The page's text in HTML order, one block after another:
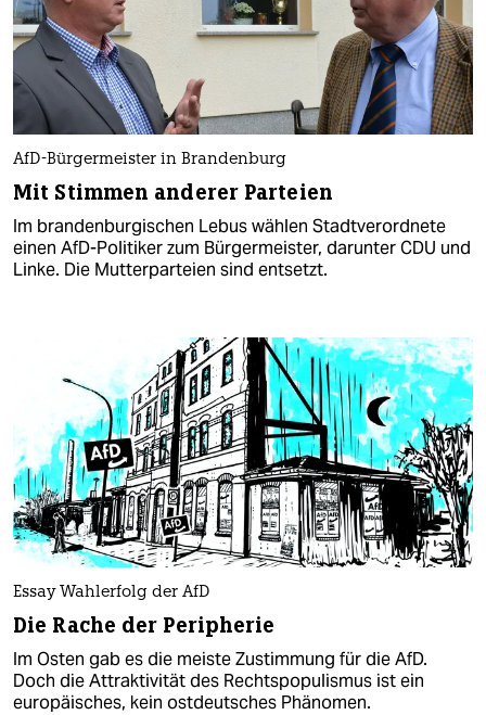
AfD-Bürgermeister in Brandenburg
Mit Stimmen anderer Parteien
Im brandenburgischen Lebus wählen Stadtverordnete
einen AfD-Politiker zum Bürgermeister, darunter CDU und
Linke. Die Mutterparteien sind entsetzt.
Essay Wahlerfolg der AfD
Die Rache der Peripherie
Im Osten gab es die meiste Zustimmung für die AfD.
Doch die Attraktivität des Rechtspopulismus ist ein
europäisches, kein ostdeutsches Phänomen.